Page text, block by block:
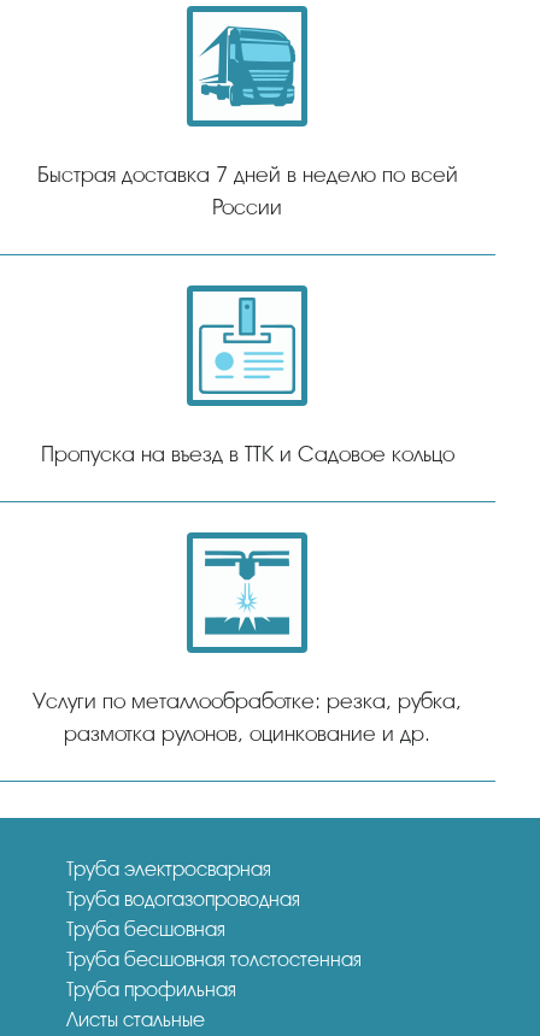
Быстрая доставка 7 дней в неделю по всей
России
Пропуска на въезд в ТТК и Садовое кольцо
Услуги по металлообработке: резка, рубка,
размотка рулонов, оцинкование и др.
Труба электросварная
Труба водогазопроводная
Труба бесшовная
Труба бесшовная толстостенная
Труба профильная
Листы стальные